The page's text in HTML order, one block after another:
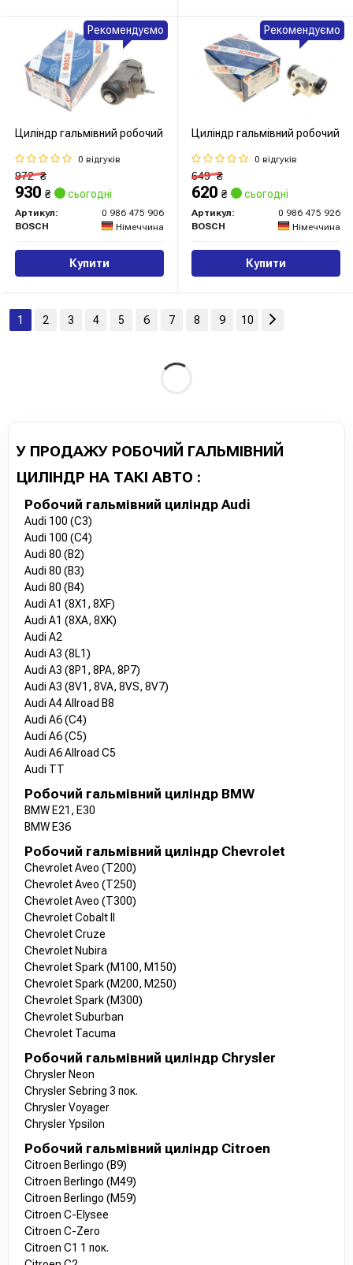
Циліндр гальмівний робочий
0 відгуків
972₴
930 ₴ сьогодні
Артикул:
0 986 475 906
BOSCH
Німеччина
Купити
Рекомендуємо
Циліндр гальмівний робочий
0 відгуків
649₴
620 ₴ сьогодні
Артикул:
0 986 475 926
BOSCH
Німеччина
Купити
Рекомендуємо
1 2 3 4 5 6 7 8 9 10
У ПРОДАЖУ РОБОЧИЙ ГАЛЬМІВНИЙ
ЦИЛІНДР НА ТАКІ АВТО :
Робочий гальмівний циліндр Audi
Audi 100 (C3)
Audi 100 (C4)
Audi 80 (B2)
Audi 80 (B3)
Audi 80 (B4)
Audi A1 (8X1, 8XF)
Audi A1 (8XA, 8XK)
Audi A2
Audi A3 (8L1)
Audi A3 (8P1, 8PA, 8P7)
Audi A3 (8V1, 8VA, 8VS, 8V7)
Audi A4 Allroad B8
Audi A6 (C4)
Audi A6 (C5)
Audi A6 Allroad C5
Audi TT
Робочий гальмівний циліндр BMW
BMW E21, E30
BMW E36
Робочий гальмівний циліндр Chevrolet
Chevrolet Aveo (T200)
Chevrolet Aveo (T250)
Chevrolet Aveo (T300)
Chevrolet Cobalt II
Chevrolet Cruze
Chevrolet Nubira
Chevrolet Spark (M100, M150)
Chevrolet Spark (M200, M250)
Chevrolet Spark (M300)
Chevrolet Suburban
Chevrolet Tacuma
Робочий гальмівний циліндр Chrysler
Chrysler Neon
Chrysler Sebring 3 пок.
Chrysler Voyager
Chrysler Ypsilon
Робочий гальмівний циліндр Citroen
Citroen Berlingo (B9)
Citroen Berlingo (M49)
Citroen Berlingo (M59)
Citroen C-Elysee
Citroen C-Zero
Citroen C1 1 пок.